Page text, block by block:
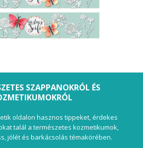
SZAPPANOKRÓL ÉS
oldalon hasznos tippeket, érdekes
talál a természetes kozmetikumok,
jólét és barkácsolás témakörében.